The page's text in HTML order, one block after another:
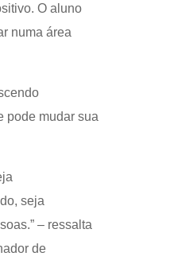
O aluno
numa área
pode mudar sua
seja
– ressalta
de